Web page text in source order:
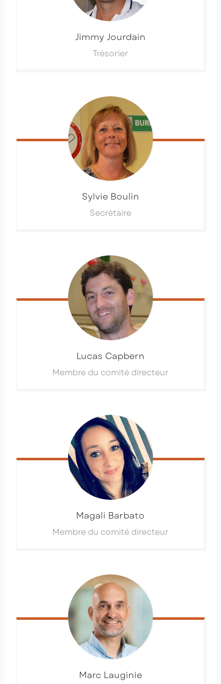
Jimmy Jourdain
Trésorier
Sylvie Boulin
Secrétaire
Lucas Capbern
Membre du comité directeur
Magali Barbato
Membre du comité directeur
Marc Lauginie